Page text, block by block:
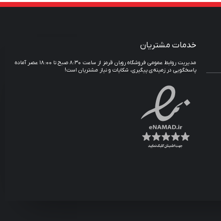
خدمات مشتریان
مدیریت روابط عمومی فروشگاه روبان قرمز از ساعت ۸:۳۰ صبح تا ۱۸:۰۰ عصر آماده
پاسخگویی در زمینه‌ی پیگیری، شکایات و نیاز مشتریان است!